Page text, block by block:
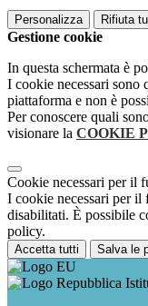
Personalizza Rifiuta
Gestione cookie
In questa schermata è
I cookie necessari sono
piattaforma e non è
Per conoscere quali
visionare la COOKIE
Cookie necessari per il
I cookie necessari per il
disabilitati. È possibile
policy.
Accetta tutti Salva le